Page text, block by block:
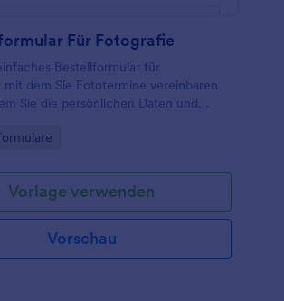
Für Fotografie
Bestellformular für
mit dem Sie Fototermine vereinbaren
Sie die persönlichen Daten und
die Möglichkeit geben, aus
Vorlage verwenden
Vorschau